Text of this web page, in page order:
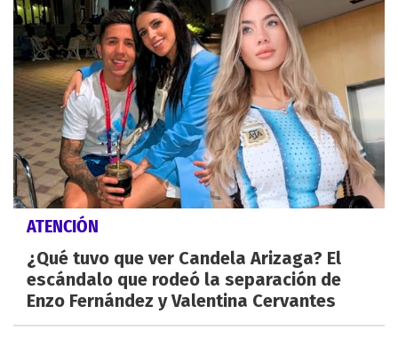
ATENCIÓN
¿Qué tuvo que ver Candela Arizaga? El
escándalo que rodeó la separación de
Enzo Fernández y Valentina Cervantes